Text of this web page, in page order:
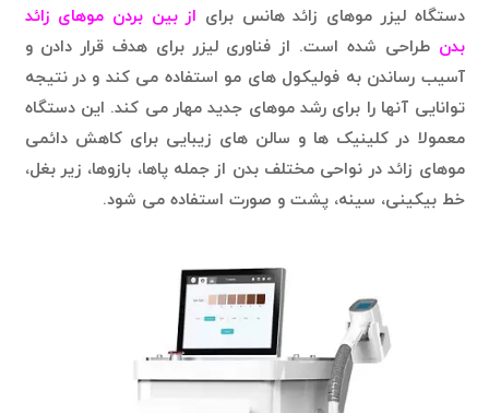
دستگاه لیزر موهای زائد هانس برای از بین بردن موهای زائد
بدن طراحی شده است. از فناوری لیزر برای هدف قرار دادن و
آسیب رساندن به فولیکول های مو استفاده می کند و در نتیجه
توانایی آنها را برای رشد موهای جدید مهار می کند. این دستگاه
معمولا در کلینیک ها و سالن های زیبایی برای کاهش دائمی
موهای زائد در نواحی مختلف بدن از جمله پاها، بازوها، زیر بغل،
خط بیکینی، سینه، پشت و صورت استفاده می شود.